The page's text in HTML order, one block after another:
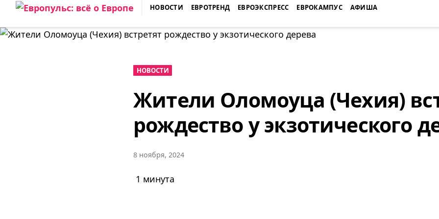
Skip
content
ЕВРОПУЛЬС: ВСЁ О ЕВРОПЕ
НОВОСТИ ЕВРОТРЕНД ЕВРОЭКСПРЕСС ЕВРОКАМПУС АФИША
НОВОСТИ
Жители Оломоуца (Чехия)
рождество у экзотического
8 ноября, 2024
1 минута